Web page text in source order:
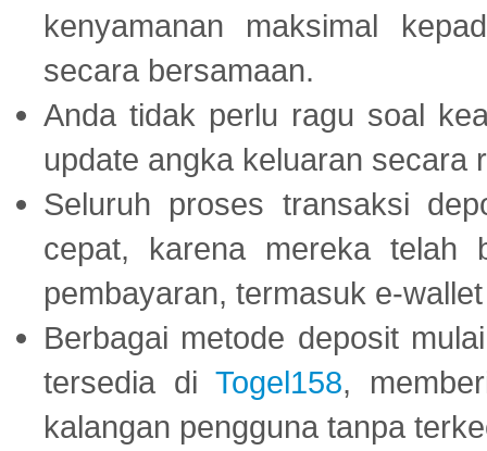
kenyamanan maksimal
secara bersamaan.
Anda tidak perlu ragu soal
update angka keluaran secara
Seluruh proses transaksi
cepat, karena mereka telah
pembayaran, termasuk e-
Berbagai metode deposit
tersedia di Togel158,
kalangan pengguna tanpa